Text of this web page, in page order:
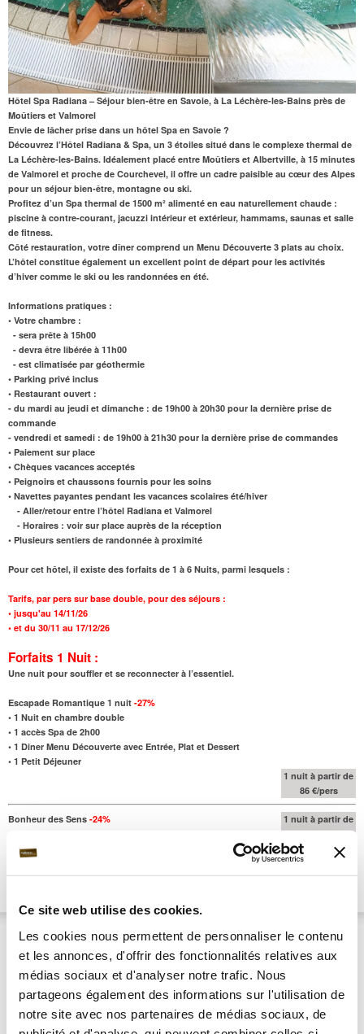
Ce site web utilise des cookies.
Les cookies nous permettent de personnaliser le contenu
et les annonces, d'offrir des fonctionnalités relatives aux
médias sociaux et d'analyser notre trafic. Nous
partageons également des informations sur l'utilisation de
notre site avec nos partenaires de médias sociaux, de
Hôtel Spa Radiana – Séjour bien-être en Savoie, à La Léchère-les-Bains près de
Moûtiers et Valmorel
Envie de lâcher prise dans un hôtel Spa en Savoie ?
Découvrez l’Hôtel Radiana & Spa, un 3 étoiles situé dans le complexe thermal de
La Léchère-les-Bains. Idéalement placé entre Moûtiers et Albertville, à 15 minutes
de Valmorel et proche de Courchevel, il offre un cadre paisible au cœur des Alpes
pour un séjour bien-être, montagne ou ski.
Profitez d’un Spa thermal de 1500 m² alimenté en eau naturellement chaude :
piscine à contre-courant, jacuzzi intérieur et extérieur, hammams, saunas et salle
de fitness.
Côté restauration, votre dîner comprend un Menu Découverte 3 plats au choix.
L’hôtel constitue également un excellent point de départ pour les activités
d’hiver comme le ski ou les randonnées en été.
Informations pratiques :
• Votre chambre :
- sera prête à 15h00
- devra être libérée à 11h00
- est climatisée par géothermie
• Parking privé inclus
• Restaurant ouvert :
- du mardi au jeudi et dimanche : de 19h00 à 20h30 pour la dernière prise de
commande
- vendredi et samedi : de 19h00 à 21h30 pour la dernière prise de commandes
• Paiement sur place
• Chèques vacances acceptés
• Peignoirs et chaussons fournis pour les soins
• Navettes payantes pendant les vacances scolaires été/hiver
- Aller/retour entre l’hôtel Radiana et Valmorel
- Horaires : voir sur place auprès de la réception
• Plusieurs sentiers de randonnée à proximité
Pour cet hôtel, il existe des forfaits de 1 à 6 Nuits, parmi lesquels :
Tarifs, par pers sur base double, pour des séjours :
• jusqu'au 14/11/26
• et du 30/11 au 17/12/26
Forfaits 1 Nuit :
Une nuit pour souffler et se reconnecter à l’essentiel.
Escapade Romantique 1 nuit -27%
• 1 Nuit en chambre double
• 1 accès Spa de 2h00
• 1 Diner Menu Découverte avec Entrée, Plat et Dessert
• 1 Petit Déjeuner
1 nuit à partir de
86 €/pers
Bonheur des Sens -24%
1 accès Spa de 2h00
•1 Diner Menu Découverte avec Entrée, Plat et Dessert
1 nuit à partir de
164 €/pers
Note : 8.6/10
Château de Montvillargenne****
Chantilly | Hauts-de-France